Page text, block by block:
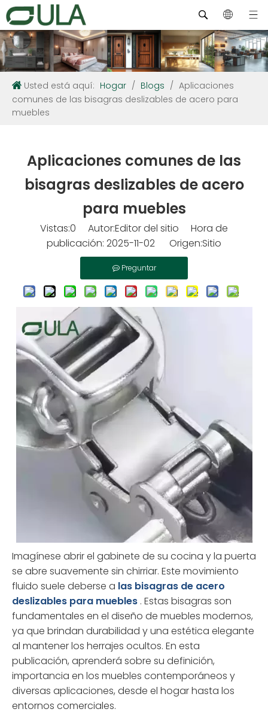
Usted está aquí: Hogar / Blogs / Aplicaciones
comunes de las bisagras deslizables de acero para
muebles
Aplicaciones comunes de las
bisagras deslizables de acero
para muebles
Vistas:0 Autor:Editor del sitio Hora de
publicación: 2025-11-02 Origen:Sitio
Preguntar
Imagínese abrir el gabinete de su cocina y la puerta
se abre suavemente sin chirriar. Este movimiento
fluido suele deberse a las bisagras de acero
deslizables para muebles . Estas bisagras son
fundamentales en el diseño de muebles modernos,
ya que brindan durabilidad y una estética elegante
al mantener los herrajes ocultos. En esta
publicación, aprenderá sobre su definición,
importancia en los muebles contemporáneos y
diversas aplicaciones, desde el hogar hasta los
entornos comerciales.